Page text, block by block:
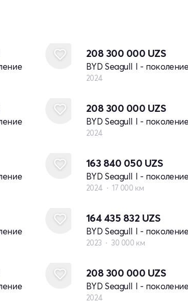
208 300 000 UZS
BYD Seagull I - поколение
2024
208 300 000 UZS
BYD Seagull I - поколение
2024
163 840 050 UZS
BYD Seagull I - поколение
2024 17 000 км
164 435 832 UZS
BYD Seagull I - поколение
2023 30 000 км
208 300 000 UZS
BYD Seagull I - поколение
2024